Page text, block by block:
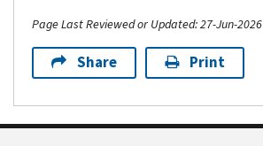
Page Last Reviewed or Updated: 27-Jun-2026
Share Print